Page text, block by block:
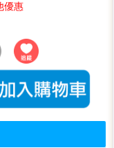
優惠